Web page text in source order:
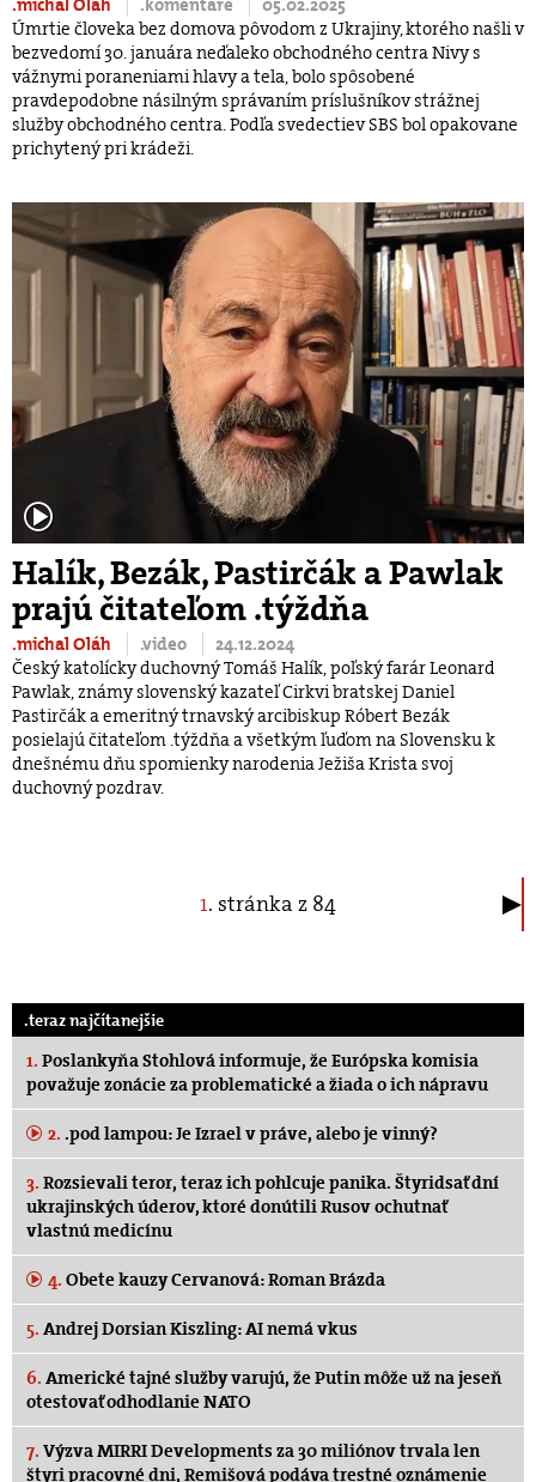
Úmrtie človeka bez domova pôvodom z Ukrajiny, ktorého našli v
bezvedomí 30. januára neďaleko obchodného centra Nivy s
vážnymi poraneniami hlavy a tela, bolo spôsobené
pravdepodobne násilným správaním príslušníkov strážnej
služby obchodného centra. Podľa svedectiev SBS bol opakovane
prichytený pri krádeži.
Halík, Bezák, Pastirčák a Pawlak
prajú čitateľom .týždňa
.michal Oláh .video
24.12.2024
Český katolícky duchovný Tomáš Halík, poľský farár Leonard
Pawlak, známy slovenský kazateľ Cirkvi bratskej Daniel
Pastirčák a emeritný trnavský arcibiskup Róbert Bezák
posielajú čitateľom .týždňa a všetkým ľuďom na Slovensku k
dnešnému dňu spomienky narodenia Ježiša Krista svoj
duchovný pozdrav.
1. stránka z 84
.teraz najčítanejšie
1. Poslankyňa Stohlová informuje, že Európska komisia
považuje zonácie za problematické a žiada o ich nápravu
2. .pod lampou: Je Izrael v práve, alebo je vinný?
3. Rozsievali teror, teraz ich pohlcuje panika. Štyridsať dní
ukrajinských úderov, ktoré donútili Rusov ochutnať
vlastnú medicínu
4. Obete kauzy Cervanová: Roman Brázda
5. Andrej Dorsian Kiszling: AI nemá vkus
6. Americké tajné služby varujú, že Putin môže už na jeseň
otestovať odhodlanie NATO
7. Výzva MIRRI Developments za 30 miliónov trvala len
štyri pracovné dni, Remišová podáva trestné oznámenie